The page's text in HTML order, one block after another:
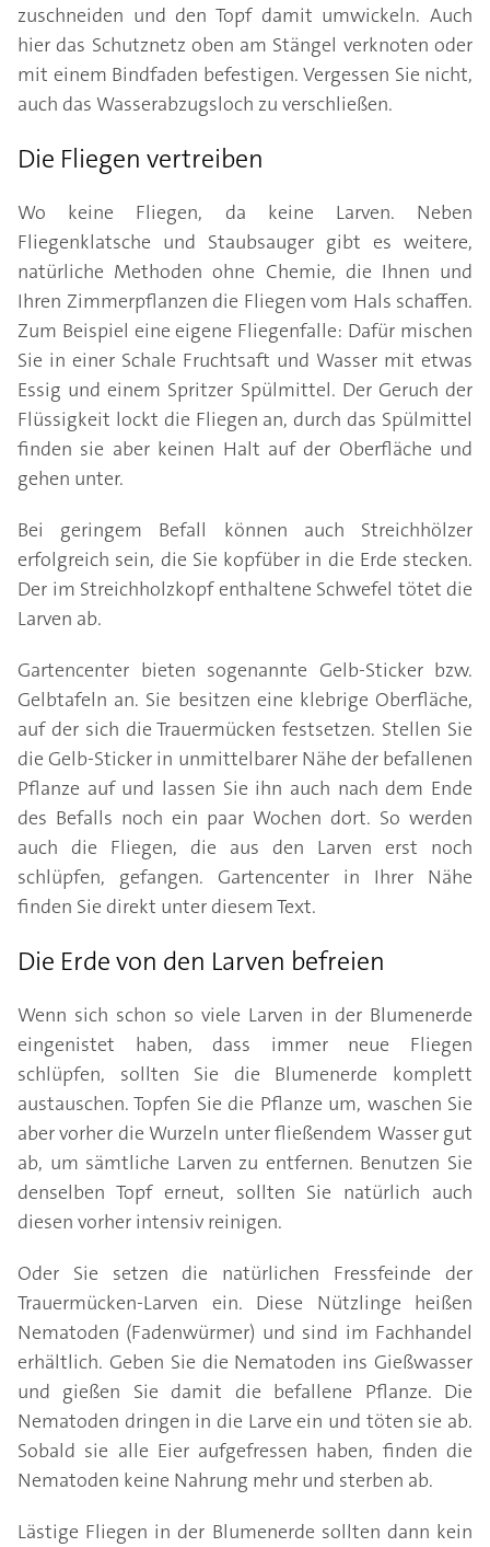
zuschneiden und den Topf damit umwickeln. Auch
hier das Schutznetz oben am Stängel verknoten oder
mit einem Bindfaden befestigen. Vergessen Sie nicht,
auch das Wasserabzugsloch zu verschließen.
Die Fliegen vertreiben
Wo keine Fliegen, da keine Larven. Neben
Fliegenklatsche und Staubsauger gibt es weitere,
natürliche Methoden ohne Chemie, die Ihnen und
Ihren Zimmerpflanzen die Fliegen vom Hals schaffen.
Zum Beispiel eine eigene Fliegenfalle: Dafür mischen
Sie in einer Schale Fruchtsaft und Wasser mit etwas
Essig und einem Spritzer Spülmittel. Der Geruch der
Flüssigkeit lockt die Fliegen an, durch das Spülmittel
finden sie aber keinen Halt auf der Oberfläche und
gehen unter.
Bei geringem Befall können auch Streichhölzer
erfolgreich sein, die Sie kopfüber in die Erde stecken.
Der im Streichholzkopf enthaltene Schwefel tötet die
Larven ab.
Gartencenter bieten sogenannte Gelb-Sticker bzw.
Gelbtafeln an. Sie besitzen eine klebrige Oberfläche,
auf der sich die Trauermücken festsetzen. Stellen Sie
die Gelb-Sticker in unmittelbarer Nähe der befallenen
Pflanze auf und lassen Sie ihn auch nach dem Ende
des Befalls noch ein paar Wochen dort. So werden
auch die Fliegen, die aus den Larven erst noch
schlüpfen, gefangen. Gartencenter in Ihrer Nähe
finden Sie direkt unter diesem Text.
Die Erde von den Larven befreien
Wenn sich schon so viele Larven in der Blumenerde
eingenistet haben, dass immer neue Fliegen
schlüpfen, sollten Sie die Blumenerde komplett
austauschen. Topfen Sie die Pflanze um, waschen Sie
aber vorher die Wurzeln unter fließendem Wasser gut
ab, um sämtliche Larven zu entfernen. Benutzen Sie
denselben Topf erneut, sollten Sie natürlich auch
diesen vorher intensiv reinigen.
Oder Sie setzen die natürlichen Fressfeinde der
Trauermücken-Larven ein. Diese Nützlinge heißen
Nematoden (Fadenwürmer) und sind im Fachhandel
erhältlich. Geben Sie die Nematoden ins Gießwasser
und gießen Sie damit die befallene Pflanze. Die
Nematoden dringen in die Larve ein und töten sie ab.
Sobald sie alle Eier aufgefressen haben, finden die
Nematoden keine Nahrung mehr und sterben ab.
Lästige Fliegen in der Blumenerde sollten dann kein